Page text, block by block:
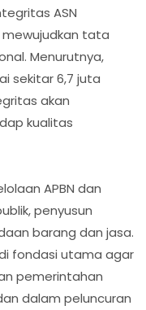
ASN
tata
Menurutnya,
sekitar 6,7 juta
akan
kualitas
APBN dan
penyusun
barang dan jasa.
fondasi utama agar
pemerintahan
dalam peluncuran